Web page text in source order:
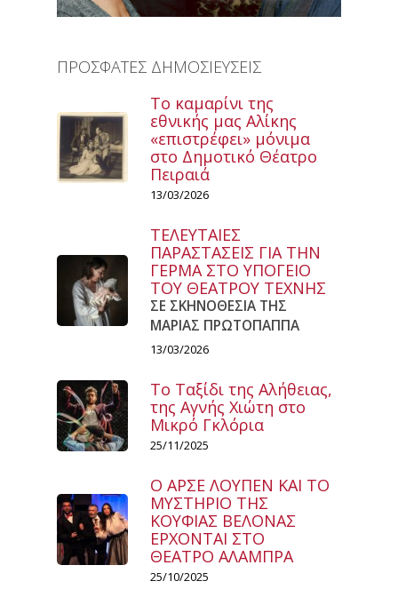
ΠΡΟΣΦΑΤΕΣ ΔΗΜΟΣΙΕΥΣΕΙΣ
Το καμαρίνι της
εθνικής μας Αλίκης
«επιστρέφει» μόνιμα
στο Δημοτικό Θέατρο
Πειραιά
13/03/2026
ΤΕΛΕΥΤΑΙΕΣ
ΠΑΡΑΣΤΑΣΕΙΣ ΓΙΑ ΤΗΝ
ΓΕΡΜΑ ΣΤΟ ΥΠΟΓΕΙΟ
ΤΟΥ ΘΕΑΤΡΟΥ ΤΕΧΝΗΣ
ΣΕ ΣΚΗΝΟΘΕΣΙΑ ΤΗΣ
ΜΑΡΙΑΣ ΠΡΩΤΟΠΑΠΠΑ
13/03/2026
Το Ταξίδι της Αλήθειας,
της Αγνής Χιώτη στο
Μικρό Γκλόρια
25/11/2025
Ο ΑΡΣΕ ΛΟΥΠΕΝ ΚΑΙ ΤΟ
ΜΥΣΤΗΡΙΟ ΤΗΣ
ΚΟΥΦΙΑΣ ΒΕΛΟΝΑΣ
ΕΡΧΟΝΤΑΙ ΣΤΟ
ΘΕΑΤΡΟ ΑΛΑΜΠΡΑ
25/10/2025